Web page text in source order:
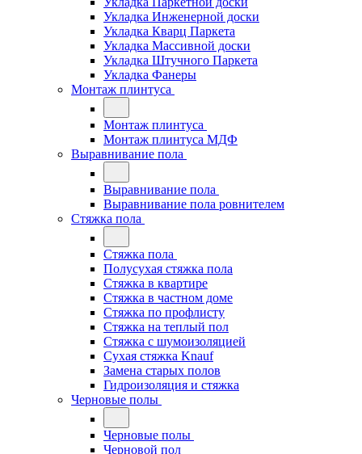
Укладка Инженерной доски
Укладка Кварц Паркета
Укладка Массивной доски
Укладка Штучного Паркета
Укладка Фанеры
Монтаж плинтуса
Монтаж плинтуса
Монтаж плинтуса МДФ
Выравнивание пола
Выравнивание пола
Выравнивание пола ровнителем
Стяжка пола
Стяжка пола
Полусухая стяжка пола
Стяжка в квартире
Стяжка в частном доме
Стяжка по профлисту
Стяжка на теплый пол
Стяжка с шумоизоляцией
Сухая стяжка Knauf
Замена старых полов
Гидроизоляция и стяжка
Черновые полы
Черновые полы
Черновой пол